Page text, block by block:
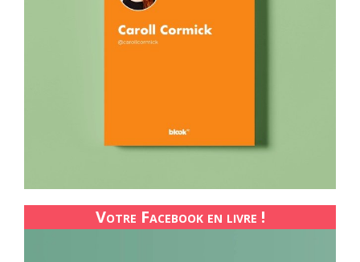
Votre Facebook en livre !